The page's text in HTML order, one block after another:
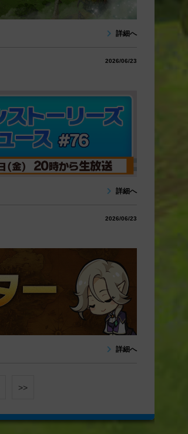
詳細へ
2026/06/23
詳細へ
2026/06/23
詳細へ
>>